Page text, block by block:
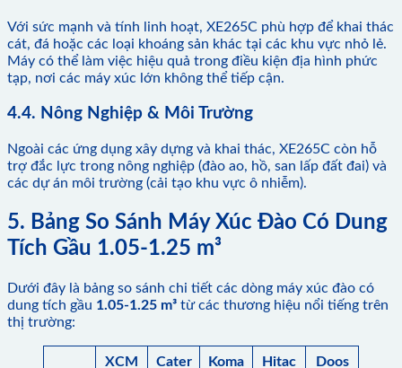
Với sức mạnh và tính linh hoạt, XE265C phù hợp để khai thác
cát, đá hoặc các loại khoáng sản khác tại các khu vực nhỏ lẻ.
Máy có thể làm việc hiệu quả trong điều kiện địa hình phức
tạp, nơi các máy xúc lớn không thể tiếp cận.
4.4. Nông Nghiệp & Môi Trường
Ngoài các ứng dụng xây dựng và khai thác, XE265C còn hỗ
trợ đắc lực trong nông nghiệp (đào ao, hồ, san lấp đất đai) và
các dự án môi trường (cải tạo khu vực ô nhiễm).
5. Bảng So Sánh Máy Xúc Đào Có Dung
Tích Gầu 1.05-1.25 m³
Dưới đây là bảng so sánh chi tiết các dòng máy xúc đào có
dung tích gầu 1.05-1.25 m³ từ các thương hiệu nổi tiếng trên
thị trường:
XCM
Cater
Koma
Hitac
Doos